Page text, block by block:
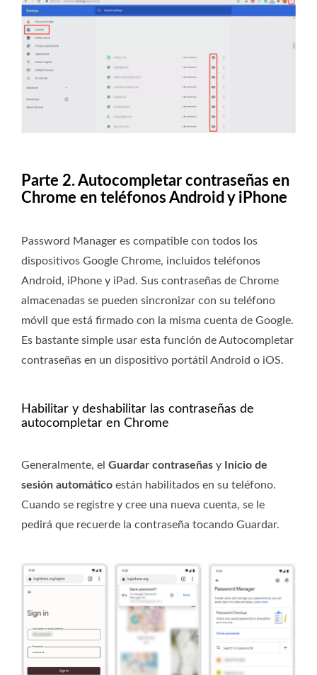
Parte 2. Autocompletar contraseñas en
Chrome en teléfonos Android y iPhone
Password Manager es compatible con todos los
dispositivos Google Chrome, incluidos teléfonos
Android, iPhone y iPad. Sus contraseñas de Chrome
almacenadas se pueden sincronizar con su teléfono
móvil que está firmado con la misma cuenta de Google.
Es bastante simple usar esta función de Autocompletar
contraseñas en un dispositivo portátil Android o iOS.
Habilitar y deshabilitar las contraseñas de
autocompletar en Chrome
Generalmente, el Guardar contraseñas y
Inicio de
sesión automático están habilitados en su teléfono.
Cuando se registre y cree una nueva cuenta, se le
pedirá que recuerde la contraseña tocando Guardar.